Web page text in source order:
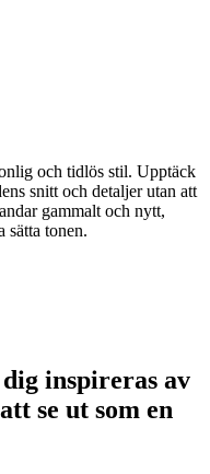
och tidlös stil. Upptäck
snitt och detaljer utan att
gammalt och nytt,
sätta tonen.
inspireras av
se ut som en